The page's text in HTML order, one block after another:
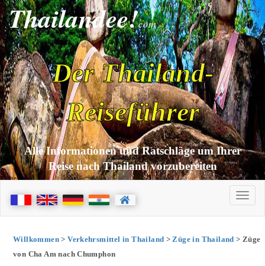
Thailandee!com
Der Thailand-
Reiseführer
Alle Informationen und Ratschläge um Ihrer
Reise nach Thailand vorzubereiten
Willkommen>Verkehrsmittel in Thailand >Züge in Thailand > Züge
von Cha Am nach Chumphon